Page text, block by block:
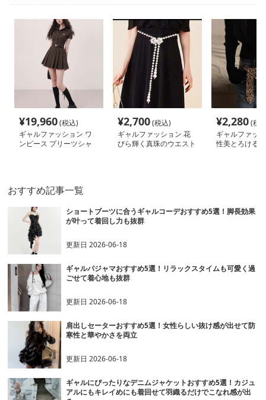
¥19,960(税込)
ギャルファッション ワ
ンピース プリーツシャ
¥2,700(税込)
ギャルファッション 花
びら輝く真珠のウエスト
¥2,280(税
ギャルファッ
性美とろける
おすすめ記事一覧
ショートブーツに合うギャルコーデおすすめ5選！脚長効果
が叶って着回し力も抜群
更新日2026-06-18
ギャルパジャマおすすめ5選！リラックスタイムも可愛く過
ごせて着心地も抜群
更新日2026-06-18
肩出しセーターおすすめ5選！女性らしい抜け感が出せて防
寒性と華やかさを両立
更新日2026-06-18
ギャルにぴったりなデニムジャケットおすすめ5選！カジュ
アルにもキレイめにも着回せて羽織るだけでこなれ感が出